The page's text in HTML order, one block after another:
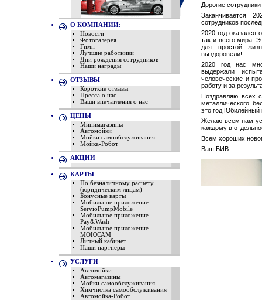
О КОМПАНИИ:
Новости
Фотогалерея
Гимн
Лучшие работники
Дни рождения сотрудников
Наши награды
ОТЗЫВЫ
Короткие отзывы
Пресса о нас
Ваши впечатления о нас
ЦЕНЫ
Минимагазины
Автомойки
Мойки самообслуживания
Мойка-Робот
АКЦИИ
КАРТЫ
По безналичному расчету
(юридическим лицам)
Бонусные карты
Мобильное приложение
ServioPumpMobile
Мобильное приложение
Pay&Wash
Мобильное приложение
МОЮСАМ
Личный кабинет
Наши партнеры
УСЛУГИ
Автомойки
Автомагазины
Мойки самообслуживания
Химчистка самообслуживания
Автомойка-Робот
Дорогие
Заканчивается
сотрудников
2020 год оказался
так и всего мира.
для простой
выздоровели!
2020 год нас
выдержали
человеческие и
работу и за
Поздравляю всех
металлического
это год Юбилейный
Желаю всем нам
каждому в
Всем хороших
Ваш БИВ.